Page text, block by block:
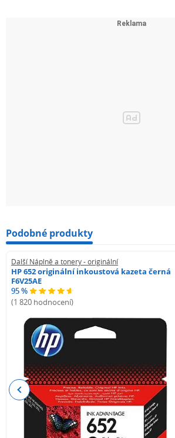
Podobné produkty
Další Náplně a tonery - originální
HP 652 originální inkoustová kazeta černá
F6V25AE
95 %
(1 820 hodnocení)
Previous